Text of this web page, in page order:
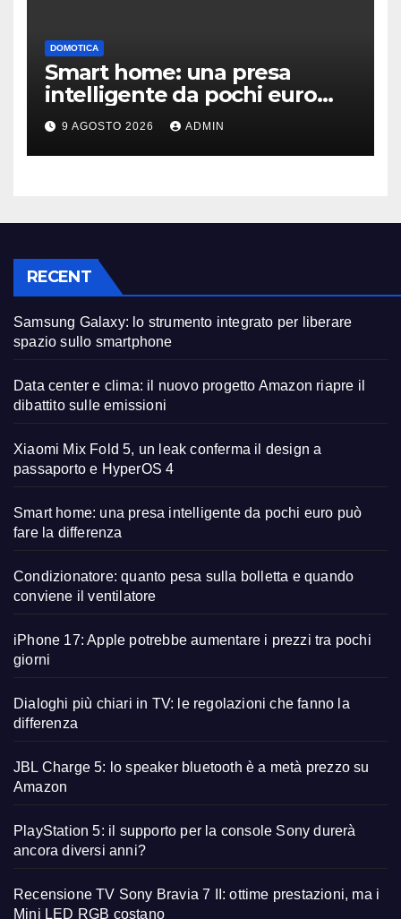
DOMOTICA
Smart home: una presa
intelligente da pochi euro
può fare la differenza
9 AGOSTO 2026 ADMIN
RECENT
Samsung Galaxy: lo strumento integrato per liberare
spazio sullo smartphone
Data center e clima: il nuovo progetto Amazon riapre il
dibattito sulle emissioni
Xiaomi Mix Fold 5, un leak conferma il design a
passaporto e HyperOS 4
Smart home: una presa intelligente da pochi euro può
fare la differenza
Condizionatore: quanto pesa sulla bolletta e quando
conviene il ventilatore
iPhone 17: Apple potrebbe aumentare i prezzi tra pochi
giorni
Dialoghi più chiari in TV: le regolazioni che fanno la
differenza
JBL Charge 5: lo speaker bluetooth è a metà prezzo su
Amazon
PlayStation 5: il supporto per la console Sony durerà
ancora diversi anni?
Recensione TV Sony Bravia 7 II: ottime prestazioni, ma i
Mini LED RGB costano